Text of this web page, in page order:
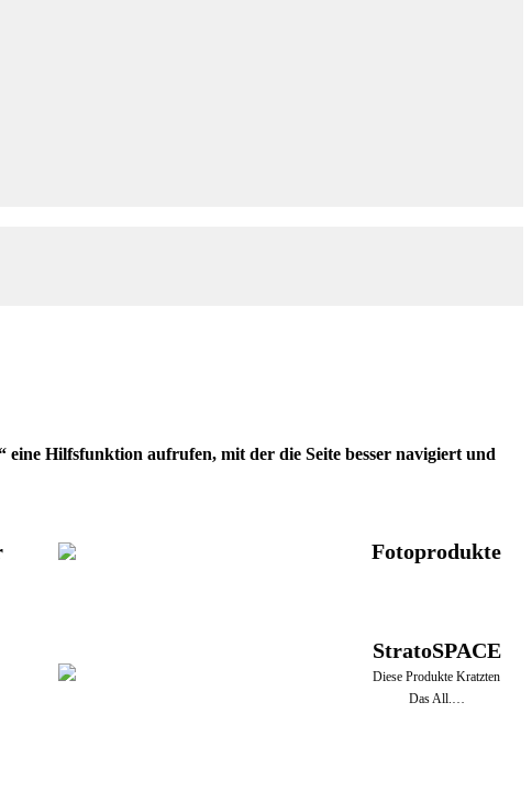
Hilfsfunktion aufrufen, mit der die Seite besser navigiert und
Fotoprodukte
StratoSPACE
Diese Produkte Kratzten
Das All.…